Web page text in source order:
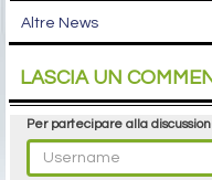
Altre News
LASCIA UN
Per partecipare alla